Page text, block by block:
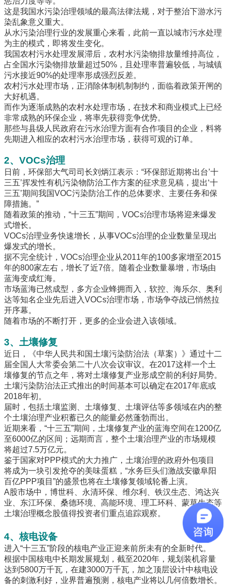
这是我国水污染治理领域的最高法律法规，对于整治下游水污
染乱象意义重大。
从水污染治理行业的发展重心来看，此前一直以城市污水处理
为主的模式，即将发生变化。
我国农村污水处理发展滞后，农村水污染物排放量维持高位，
占全国水污染物排放量超过50%，且处理率普遍较低，与城镇
污水接近90%的处理率形成强烈反差。
农村污水处理市场，正消除体制机制制约，面临着政策开闸的
大好机遇。
而作为逐渐成熟的农村水处理市场，在技术和商业模式上已经
非常成熟的环保企业，将率先获得竞争优势。
那些与县级人民政府在污水治理方面有合作项目的企业，料将
先期进入相应的农村污水治理市场，获得可观的订单。
2、VOCs治理
日前，环保部大气司司长刘炳江表示：“环保部近期将出台’十
三五’挥发性有机污染物防治工作方案的征求意见稿，提出‘十
三五’期间我国VOC污染防治工作的总体要求、主要任务和保
障措施。”
随着政策的推动，“十三五”期间，VOCs治理市场将迎来爆发
式增长。
VOCs治理业务快速增长，从事VOCs治理的企业数量呈现出
爆发式的增长。
据不完全统计，VOCs治理企业从2011年的100多家增至2015
年的800家左右，增长了近7倍。随着企业数量暴增，市场由
蓝海变成红海。
市场蓝海已然成型，多方企业蜂拥而入，软控、海乐尔、奥利
达等知名企业先后进入VOCs治理市场，市场争夺战已悄然拉
开序幕。
随着市场的不断打开，更多的企业会进入该领域。
3、土壤修复
近日，《中华人民共和国土壤污染防治法（草案）》通过十二
届全国人大常委会第二十八次会议审议。在2017这样一个土
壤修复的节点之年，将对土壤修复产业形成空前的利好局势。
土壤污染防治法正式推出的时间基本可以确定在2017年底或
2018年初。
届时，包括土壤监测、土壤修复、土壤评估等多领域在内的整
个土壤治理产业积蓄已久的能量必然蓬勃而出。
近期来看，“十三五”期间，土壤修复产业的蓝海空间在1200亿
至6000亿的区间；远期而言，整个土壤治理产业的市场规模
将超过7.5万亿元。
鉴于国家对PPP模式的大力推广，土壤治理的政府外包项目
将成为一块引发抢夺的美味蛋糕，“水务巨头们激战安徽阜阳
百亿PPP项目”的盛景也将在土壤修复领域轮番上演。
A股市场中，博世科、永清环保、维尔利、铁汉生态、鸿达兴
业、东江环保、桑德环境、高能环境、理工环科、蒙草生态等
土壤治理概念股值得投资者们重点追踪观察。
4、核电设备
进入“十三五”阶段的核电产业正迎来前所未有的全新时代。
根据中国核电中长期发展规划，截至2020年，规划装机容量
达到5800万千瓦，在建3000万千瓦，加之顶层设计中核电设
备的刺激利好，业界普遍预测，核电产业将以几何倍数增长。